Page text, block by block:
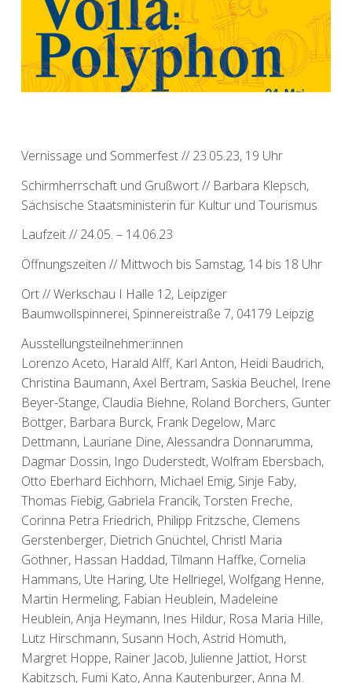
Vernissage und Sommerfest // 23.05.23, 19 Uhr
Schirmherrschaft und Grußwort // Barbara Klepsch,
Sächsische Staatsministerin für Kultur und Tourismus
Laufzeit // 24.05. – 14.06.23
Öffnungszeiten // Mittwoch bis Samstag, 14 bis 18 Uhr
Ort // Werkschau I Halle 12, Leipziger
Baumwollspinnerei, Spinnereistraße 7, 04179 Leipzig
Ausstellungsteilnehmer:innen
Lorenzo Aceto, Harald Alff, Karl Anton, Heidi Baudrich,
Christina Baumann, Axel Bertram, Saskia Beuchel, Irene
Beyer-Stange, Claudia Biehne, Roland Borchers, Gunter
Böttger, Barbara Burck, Frank Degelow, Marc
Dettmann, Lauriane Dine, Alessandra Donnarumma,
Dagmar Dossin, Ingo Duderstedt, Wolfram Ebersbach,
Otto Eberhard Eichhorn, Michael Emig, Sinje Faby,
Thomas Fiebig, Gabriela Francik, Torsten Freche,
Corinna Petra Friedrich, Philipp Fritzsche, Clemens
Gerstenberger, Dietrich Gnüchtel, Christl Maria
Göthner, Hassan Haddad, Tilmann Haffke, Cornelia
Hammans, Ute Haring, Ute Hellriegel, Wolfgang Henne,
Martin Hermeling, Fabian Heublein, Madeleine
Heublein, Anja Heymann, Ines Hildur, Rosa Maria Hille,
Lutz Hirschmann, Susann Hoch, Astrid Homuth,
Margret Hoppe, Rainer Jacob, Julienne Jattiot, Horst
Kabitzsch, Fumi Kato, Anna Kautenburger, Anna M.